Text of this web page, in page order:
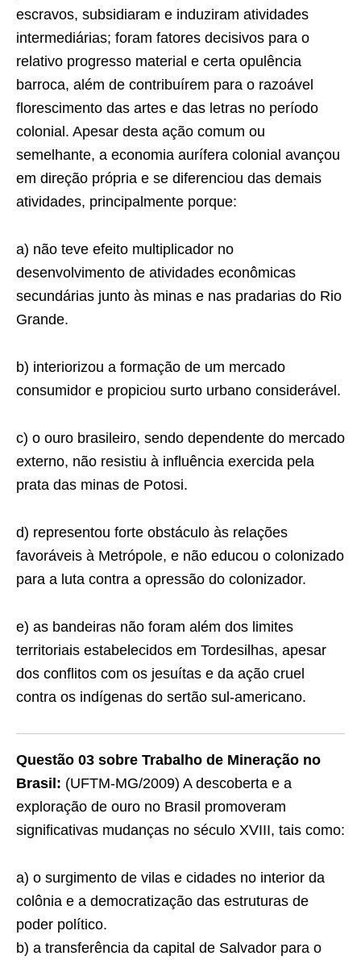
escravos, subsidiaram e induziram atividades
intermediárias; foram fatores decisivos para o
relativo progresso material e certa opulência
barroca, além de contribuírem para o razoável
ﬂorescimento das artes e das letras no período
colonial. Apesar desta ação comum ou
semelhante, a economia aurífera colonial avançou
em direção própria e se diferenciou das demais
atividades, principalmente porque:
a) não teve efeito multiplicador no
desenvolvimento de atividades econômicas
secundárias junto às minas e nas pradarias do Rio
Grande.
b) interiorizou a formação de um mercado
consumidor e propiciou surto urbano considerável.
c) o ouro brasileiro, sendo dependente do mercado
externo, não resistiu à inﬂuência exercida pela
prata das minas de Potosi.
d) representou forte obstáculo às relações
favoráveis à Metrópole, e não educou o colonizado
para a luta contra a opressão do colonizador.
e) as bandeiras não foram além dos limites
territoriais estabelecidos em Tordesilhas, apesar
dos conﬂitos com os jesuítas e da ação cruel
contra os indígenas do sertão sul-americano.
Questão 03 sobre Trabalho de Mineração no
Brasil: (UFTM-MG/2009) A descoberta e a
exploração de ouro no Brasil promoveram
significativas mudanças no século XVIII, tais como:
a) o surgimento de vilas e cidades no interior da
colônia e a democratização das estruturas de
poder político.
b) a transferência da capital de Salvador para o